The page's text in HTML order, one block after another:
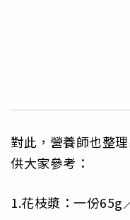
對此，營養師也整
供大家參考：
1.花枝漿：一份65g